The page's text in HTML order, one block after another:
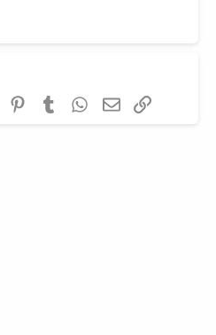
PinterestTumblr WhatsApp
EmailLink